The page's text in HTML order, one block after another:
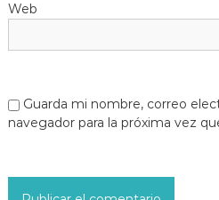
Web
Guarda mi nombre, correo
navegador para la próxima vez